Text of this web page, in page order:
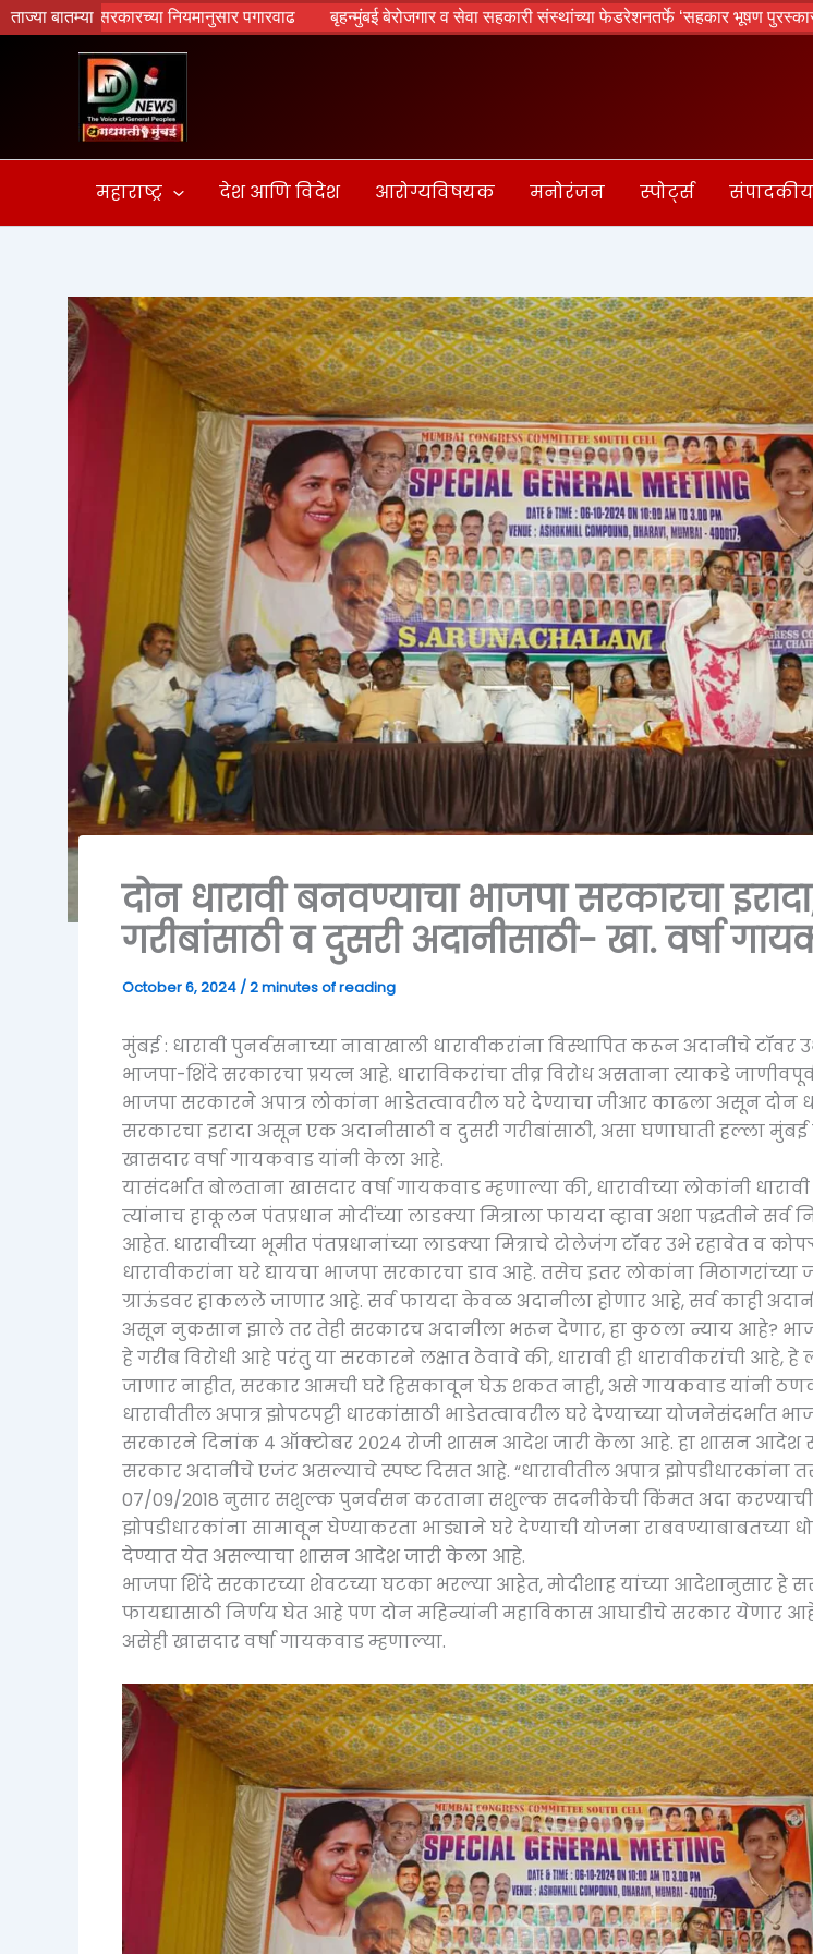
ताज्या बातम्यानियमानुसार पगारवाढ बृहन्मुंबई बेरोजगार व सेवा सहकारी संस्थांच्या फेडरेशनतर्फे ‘सहकार भूषण पुरस्कार-२०२६’
Skip
to
महाराष्ट्र देश आणि विदेश आरोग्यविषयक मनोरंजन स्पोर्ट्स संपादकीय
दोन धारावी बनवण्याचा भाजपा सरकारचा
गरीबांसाठी व दुसरी अदानीसाठी- खा. वर्षा
October 6, 2024 /2 minutes of reading
मुंबई : धारावी पुनर्वसनाच्या नावाखाली धारावीकरांना विस्थापित करून अदानीचे टॉवर
भाजपा-शिंदे सरकारचा प्रयत्न आहे. धाराविकरांचा तीव्र विरोध असताना त्याकडे
भाजपा सरकारने अपात्र लोकांना भाडेतत्वावरील घरे देण्याचा जीआर काढला असून दोन
सरकारचा इरादा असून एक अदानीसाठी व दुसरी गरीबांसाठी, असा घणाघाती हल्ला मुंबई
खासदार वर्षा गायकवाड यांनी केला आहे.
यासंदर्भात बोलताना खासदार वर्षा गायकवाड म्हणाल्या की, धारावीच्या लोकांनी
त्यांनाच हाकूलन पंतप्रधान मोदींच्या लाडक्या मित्राला फायदा व्हावा अशा पद्धतीने
आहेत. धारावीच्या भूमीत पंतप्रधानांच्या लाडक्या मित्राचे टोलेजंग टॉवर उभे रहावेत व
धारावीकरांना घरे द्यायचा भाजपा सरकारचा डाव आहे. तसेच इतर लोकांना मिठागरांच्या
ग्राऊंडवर हाकलले जाणार आहे. सर्व फायदा केवळ अदानीला होणार आहे, सर्व काही
असून नुकसान झाले तर तेही सरकारच अदानीला भरून देणार, हा कुठला न्याय आहे?
हे गरीब विरोधी आहे परंतु या सरकारने लक्षात ठेवावे की, धारावी ही धारावीकरांची आहे, हे
जाणार नाहीत, सरकार आमची घरे हिसकावून घेऊ शकत नाही, असे गायकवाड यांनी
धारावीतील अपात्र झोपटपट्टी धारकांसाठी भाडेतत्वावरील घरे देण्याच्या योजनेसंदर्भात
सरकारने दिनांक ४ ऑक्टोबर २०२४ रोजी शासन आदेश जारी केला आहे. हा शासन
सरकार अदानीचे एजंट असल्याचे स्पष्ट दिसत आहे. “धारावीतील अपात्र झोपडीधारकांना
07/09/2018 नुसार सशुल्क पुनर्वसन करताना सशुल्क सदनीकेची किंमत अदा
झोपडीधारकांना सामावून घेण्याकरता भाड्याने घरे देण्याची योजना राबवण्याबाबतच्या
देण्यात येत असल्याचा शासन आदेश जारी केला आहे.
भाजपा शिंदे सरकारच्या शेवटच्या घटका भरल्या आहेत, मोदीशाह यांच्या आदेशानुसार हे
फायद्यासाठी निर्णय घेत आहे पण दोन महिन्यांनी महाविकास आघाडीचे सरकार येणार
असेही खासदार वर्षा गायकवाड म्हणाल्या.